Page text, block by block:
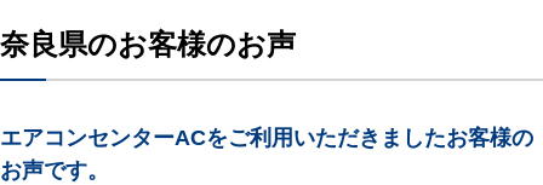
奈良県のお客様のお声
エアコンセンターACをご利用いただきましたお客様の
お声です。